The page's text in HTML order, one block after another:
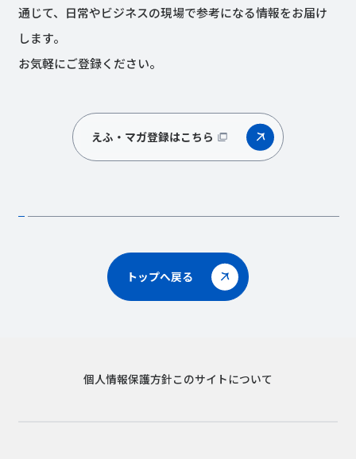
通じて、日常やビジネスの現場で参考になる情報をお届け
します。
お気軽にご登録ください。
えふ・マガ登録はこちら
トップへ戻る
個人情報保護方針このサイトについて